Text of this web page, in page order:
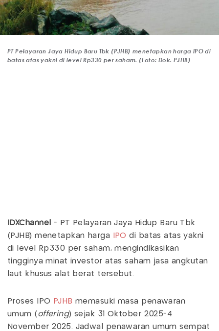
PT Pelayaran Jaya Hidup Baru Tbk (PJHB) menetapkan harga IPO di
batas atas yakni di level Rp330 per saham. (Foto: Dok. PJHB)
IDXChannel - PT Pelayaran Jaya Hidup Baru Tbk
(PJHB) menetapkan harga
IPO di batas atas yakni
di level Rp330 per saham, mengindikasikan
tingginya minat investor atas saham jasa angkutan
laut khusus alat berat tersebut.
Proses IPO PJHB memasuki masa penawaran
umum ( offering) sejak 31 Oktober 2025-4
November 2025. Jadwal penawaran umum sempat